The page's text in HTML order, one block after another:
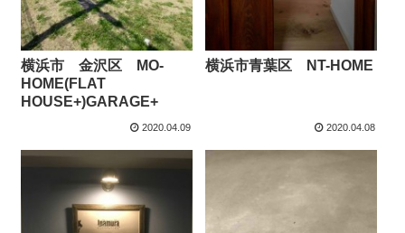
横浜市 金沢区 MO-
HOME(FLAT
HOUSE+)GARAGE+
2020.04.09
横浜市青葉区 NT-HOME
2020.04.08